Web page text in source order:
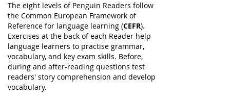
The eight levels of Penguin Readers follow
the Common European Framework of
Reference for language learning (CEFR).
Exercises at the back of each Reader help
language learners to practise grammar,
vocabulary, and key exam skills. Before,
during and after-reading questions test
readers' story comprehension and develop
vocabulary.